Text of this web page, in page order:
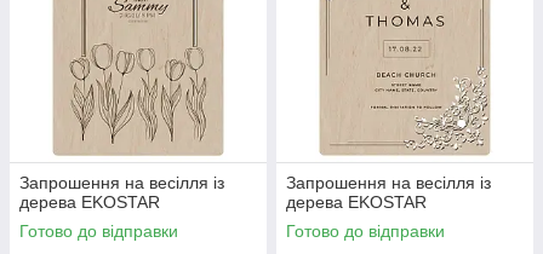
Запрошення на весілля із
дерева EKOSTAR
Готово до відправки
Запрошення на весілля із
дерева EKOSTAR
Готово до відправки